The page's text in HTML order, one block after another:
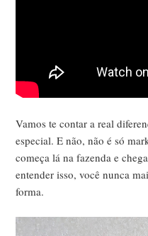
Vamos te contar a real
especial. E não, não é só
começa lá na fazenda e
entender isso, você nunca
forma.